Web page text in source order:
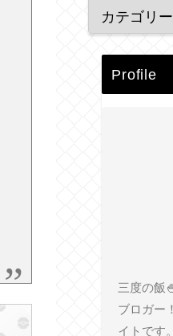
Profile
三度の飯
ブロガー
イトです